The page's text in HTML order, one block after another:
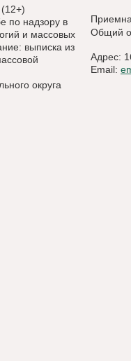
по надзору в
и массовых
выписка из
округа
Общий
Адрес:
Email: